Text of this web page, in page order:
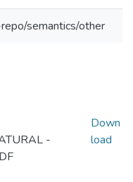
semantics/other
-
Down
load